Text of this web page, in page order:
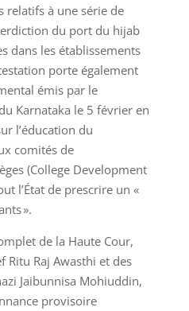
relatifs à une série de
du port du hijab
dans les établissements
porte également
émis par le
Karnataka le 5 février en
l’éducation du
comités de
(College Development
l’État de prescrire un «
».
de la Haute Cour,
Ritu Raj Awasthi et des
Jaibunnisa Mohiuddin,
provisoire